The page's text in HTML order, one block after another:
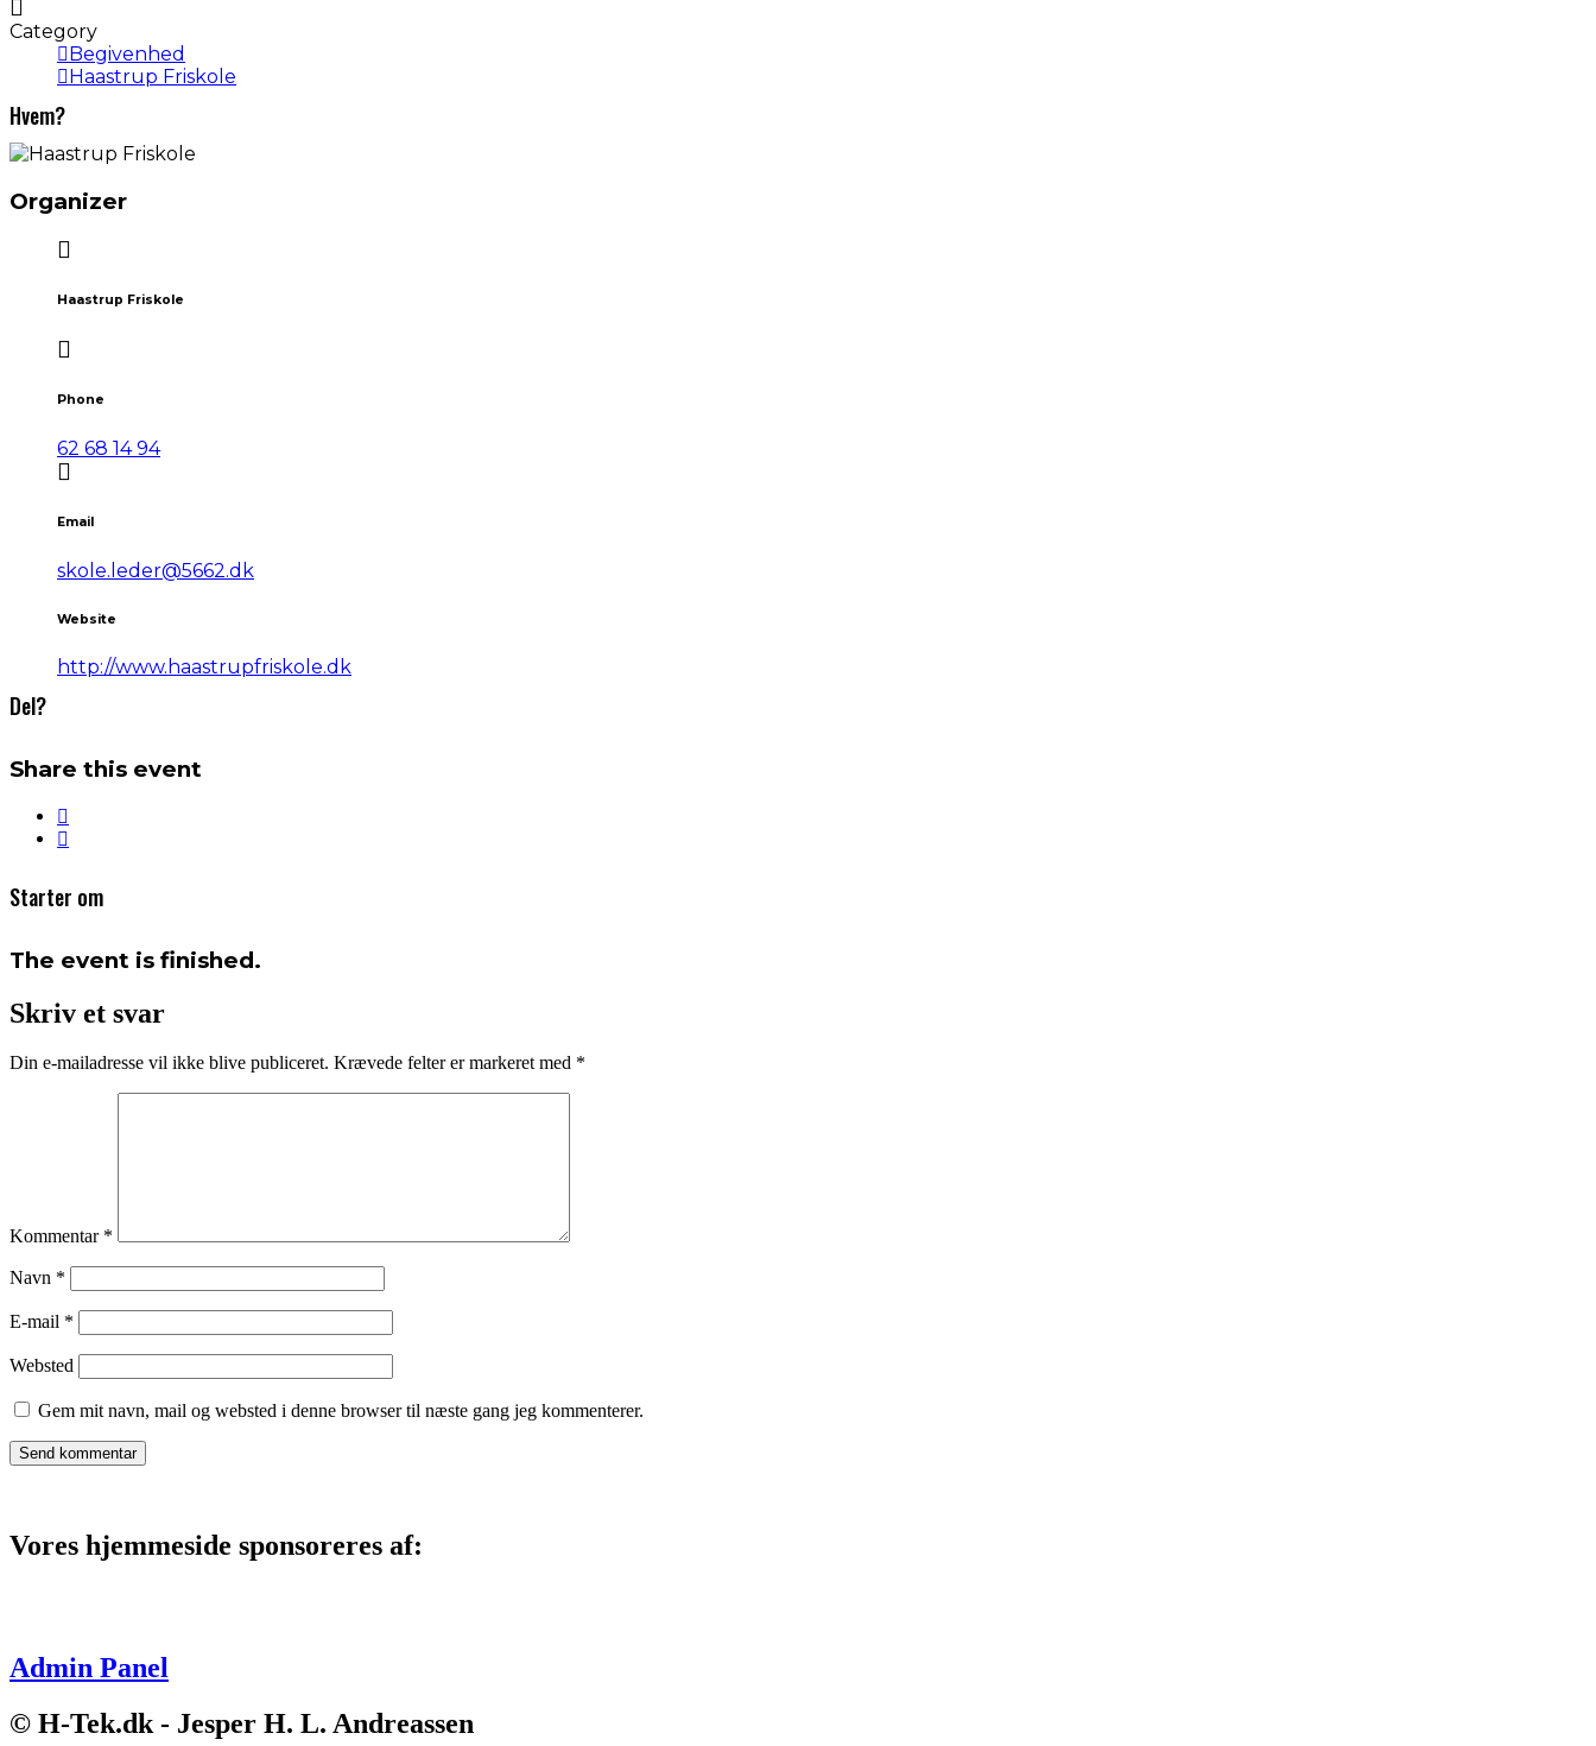
Category
Begivenhed
Haastrup Friskole
Hvem?
Organizer
Haastrup Friskole
Phone
62 68 14 94
Email
skole.leder@5662.dk
Website
http://www.haastrupfriskole.dk
Del?
Share this event
Starter om
The event is finished.
Skriv et svar
Din e-mailadresse vil ikke blive publiceret. Krævede felter er markeret med *
Kommentar *
Navn *
E-mail *
Websted
Gem mit navn, mail og websted i denne browser til næste gang jeg kommenterer.
Vores hjemmeside sponsoreres af:
Admin Panel
© H-Tek.dk - Jesper H. L. Andreassen